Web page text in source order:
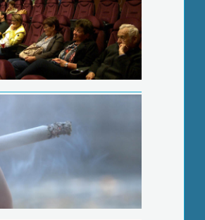
alkalmából emlékfát
a könyvtár udvarán